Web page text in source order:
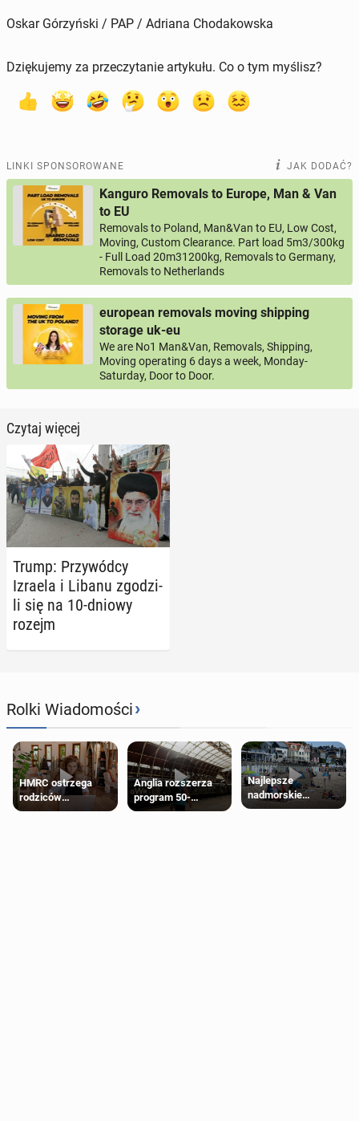
Oskar Górzyński / PAP / Adriana Chodakowska
Dziękujemy za przeczytanie artykułu. Co o tym myślisz?
LINKI SPONSOROWANE JAK DODAĆ?
Kanguro Removals to Europe, Man & Van
to EU
Removals to Poland, Man&Van to EU, Low Cost,
Moving, Custom Clearance. Part load 5m3/300kg
- Full Load 20m31200kg, Removals to Germany,
Removals to Netherlands
european removals moving shipping
storage uk-eu
We are No1 Man&Van, Removals, Shipping,
Moving operating 6 days a week, Monday-
Saturday, Door to Door.
Czytaj więcej
Trump: Przy­wód­cy
Izraela i Libanu zgo­dzi­
li się na 10-dniowy
rozejm
Rolki Wiadomości›
HMRC ostrzega
rodziców
pobierających Child
Anglia rozszerza
program 50-
procentowych
Najlepsze
nadmorskie
miasteczko blisko